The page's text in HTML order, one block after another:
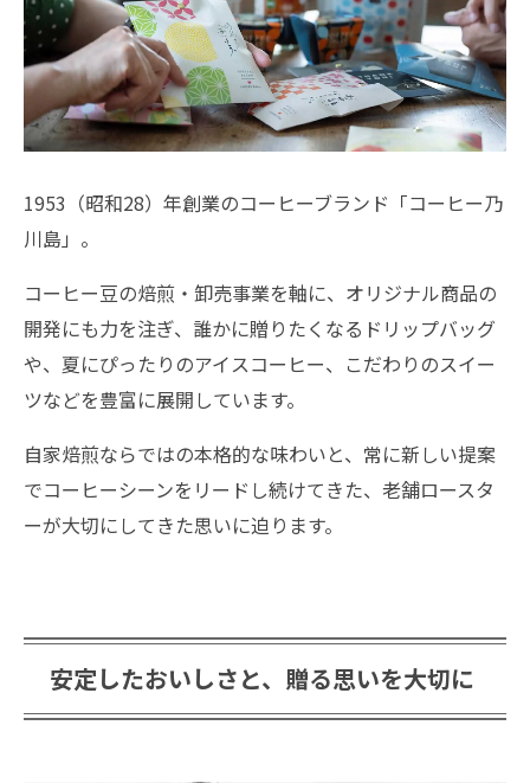
1953（昭和28）年創業のコーヒーブランド「コーヒー乃
川島」。
コーヒー豆の焙煎・卸売事業を軸に、オリジナル商品の
開発にも力を注ぎ、誰かに贈りたくなるドリップバッグ
や、夏にぴったりのアイスコーヒー、こだわりのスイー
ツなどを豊富に展開しています。
自家焙煎ならではの本格的な味わいと、常に新しい提案
でコーヒーシーンをリードし続けてきた、老舗ロースタ
ーが大切にしてきた思いに迫ります。
安定したおいしさと、贈る思いを大切に